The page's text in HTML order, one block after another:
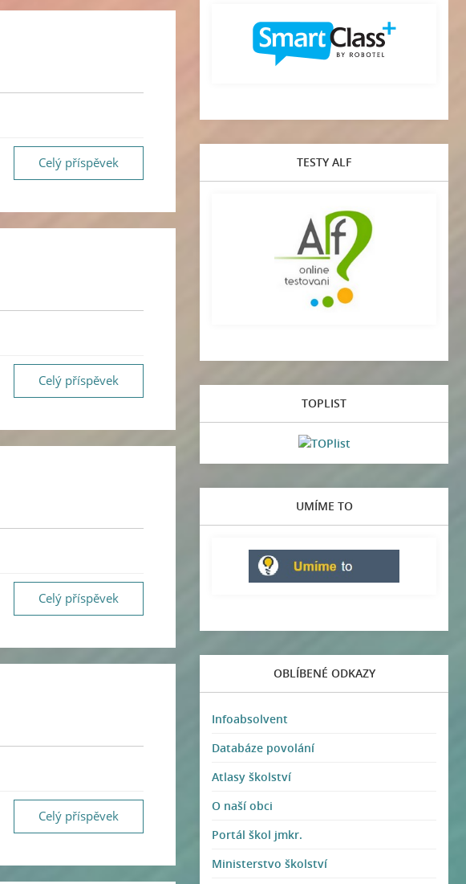
Celý příspěvek
Celý příspěvek
Celý příspěvek
Celý příspěvek
TESTY ALF
TOPLIST
UMÍME TO
OBLÍBENÉ ODKAZY
Infoabsolvent
Databáze povolání
Atlasy školství
O naší obci
Portál škol jmkr.
Ministerstvo školství